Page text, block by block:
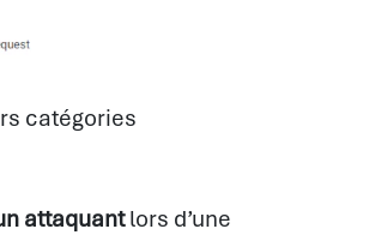
catégories
attaquantlors d’une